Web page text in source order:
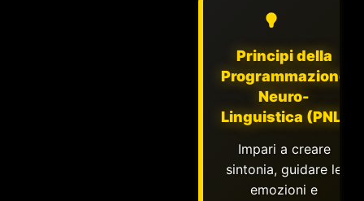
Principi della
Programmazione
Neuro-
Linguistica (PNL)
Impari a creare
sintonia, guidare le
emozioni e